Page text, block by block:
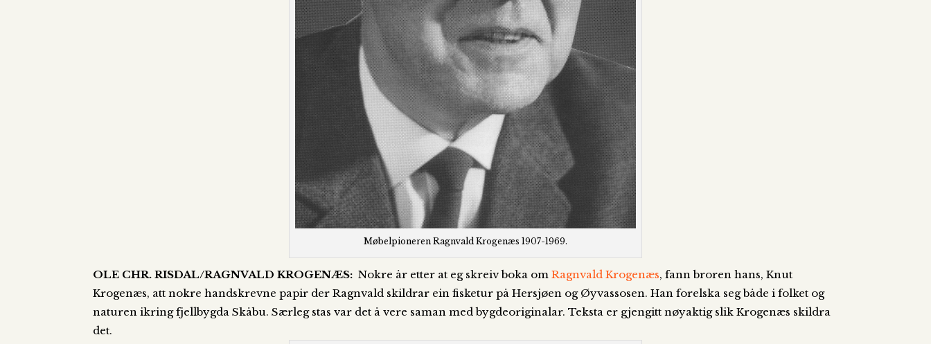
Møbelpioneren Ragnvald Krogenæs 1907-1969.
OLE CHR. RISDAL/RAGNVALD KROGENÆS: Nokre år etter at eg skreiv boka omRagnvald Krogenæs, fann broren hans, Knut
Krogenæs, att nokre handskrevne papir der Ragnvald skildrar ein fisketur på Hersjøen og Øyvassosen. Han forelska seg både i folket og
naturen ikring fjellbygda Skåbu. Særleg stas var det å vere saman med bygdeoriginalar. Teksta er gjengitt nøyaktig slik Krogenæs skildra
det.